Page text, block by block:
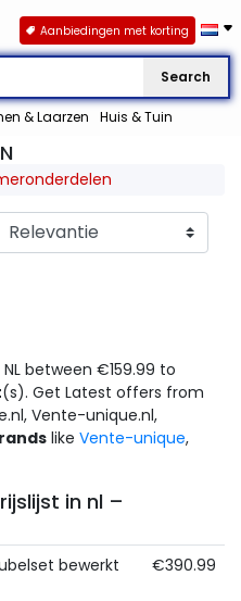
Search
& Laarzen Huis & Tuin
Aanbiedingen met korting
NL between €159.99 to
(s). Get Latest offers from
Vente-unique.nl,
like Vente-unique,
in nl –
bewerkt
€390.99